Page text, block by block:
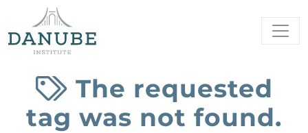
The requested
tag was not found.